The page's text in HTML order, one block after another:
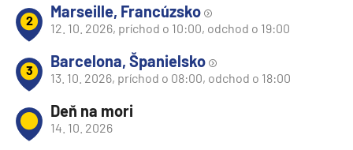
2 Marseille, Francúzsko
12. 10. 2026, príchod o 10:00, odchod o 19:00
3 Barcelona, Španielsko
13. 10. 2026, príchod o 08:00, odchod o 18:00
Deň na mori
14. 10. 2026